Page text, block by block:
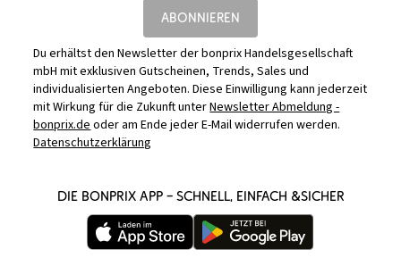
ABONNIEREN
Du erhältst den Newsletter der bonprix Handelsgesellschaft
mbH mit exklusiven Gutscheinen, Trends, Sales und
individualisierten Angeboten. Diese Einwilligung kann jederzeit
mit Wirkung für die Zukunft unterNewsletter Abmeldung -
bonprix.deoder am Ende jeder E-Mail widerrufen werden.
Datenschutzerklärung
DIE BONPRIX APP – SCHNELL, EINFACH &SICHER